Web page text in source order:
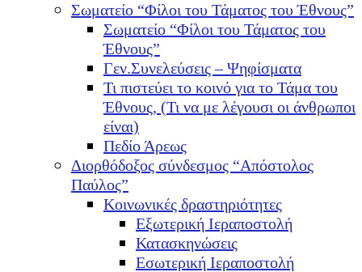
Σωματείο “Φίλοι του Τάματος του Έθνους”
Σωματείο “Φίλοι του Τάματος του
Έθνους”
Γεν.Συνελεύσεις – Ψηφίσματα
Τι πιστεύει το κοινό για το Τάμα του
Έθνους, (Τι να με λέγουσι οι άνθρωποι
είναι)
Πεδίο Άρεως
Διορθόδοξος σύνδεσμος “Απόστολος
Παύλος”
Κοινωνικές δραστηριότητες
Εξωτερική Ιεραποστολή
Κατασκηνώσεις
Εσωτερική Ιεραποστολή